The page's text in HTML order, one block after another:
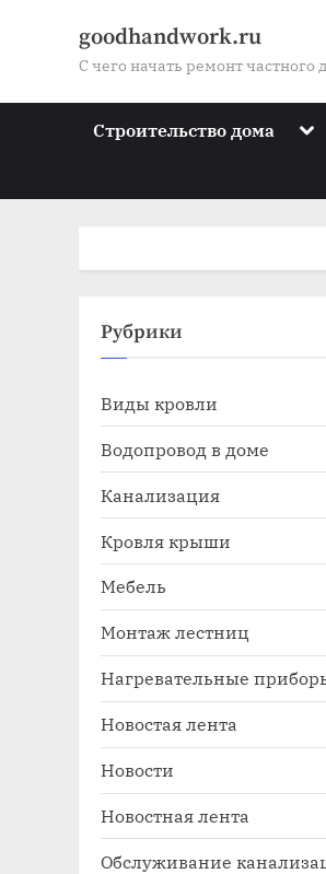
goodhandwork.ru
С чего начать ремонт
Строительство дома
Рубрики
Виды кровли
Водопровод в доме
Канализация
Кровля крыши
Мебель
Монтаж лестниц
Нагревательные
Новостая лента
Новости
Новостная лента
Обслуживание